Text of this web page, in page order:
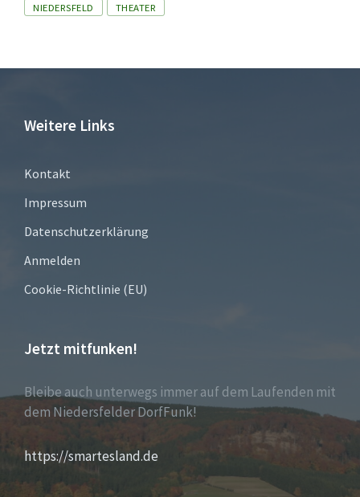
NIEDERSFELD
THEATER
Weitere Links
Kontakt
Impressum
Datenschutzerklärung
Anmelden
Cookie-Richtlinie (EU)
Jetzt mitfunken!
Bleibe auch unterwegs immer auf dem Laufenden mit
dem Niedersfelder DorfFunk!
https://smartesland.de